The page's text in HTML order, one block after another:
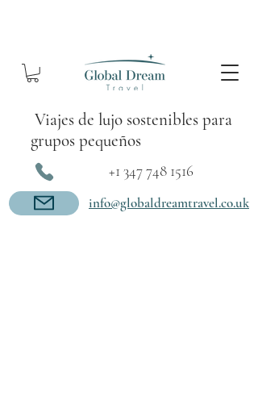
Viajes de lujo sostenibles para
grupos pequeños
+1 347 748 1516
info@globaldreamtravel.co.uk